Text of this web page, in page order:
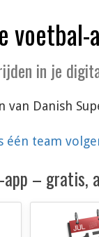
voetbal-
in je
van Danish
één team
app – gratis,